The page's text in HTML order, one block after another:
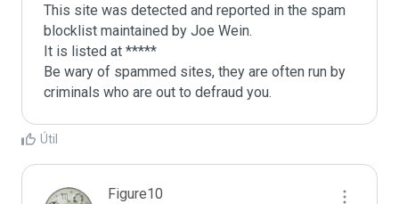
This site was detected and reported in the spam
blocklist maintained by Joe Wein.
It is listed at *****
Be wary of spammed sites, they are often run by
criminals who are out to defraud you.
Útil
Figure10